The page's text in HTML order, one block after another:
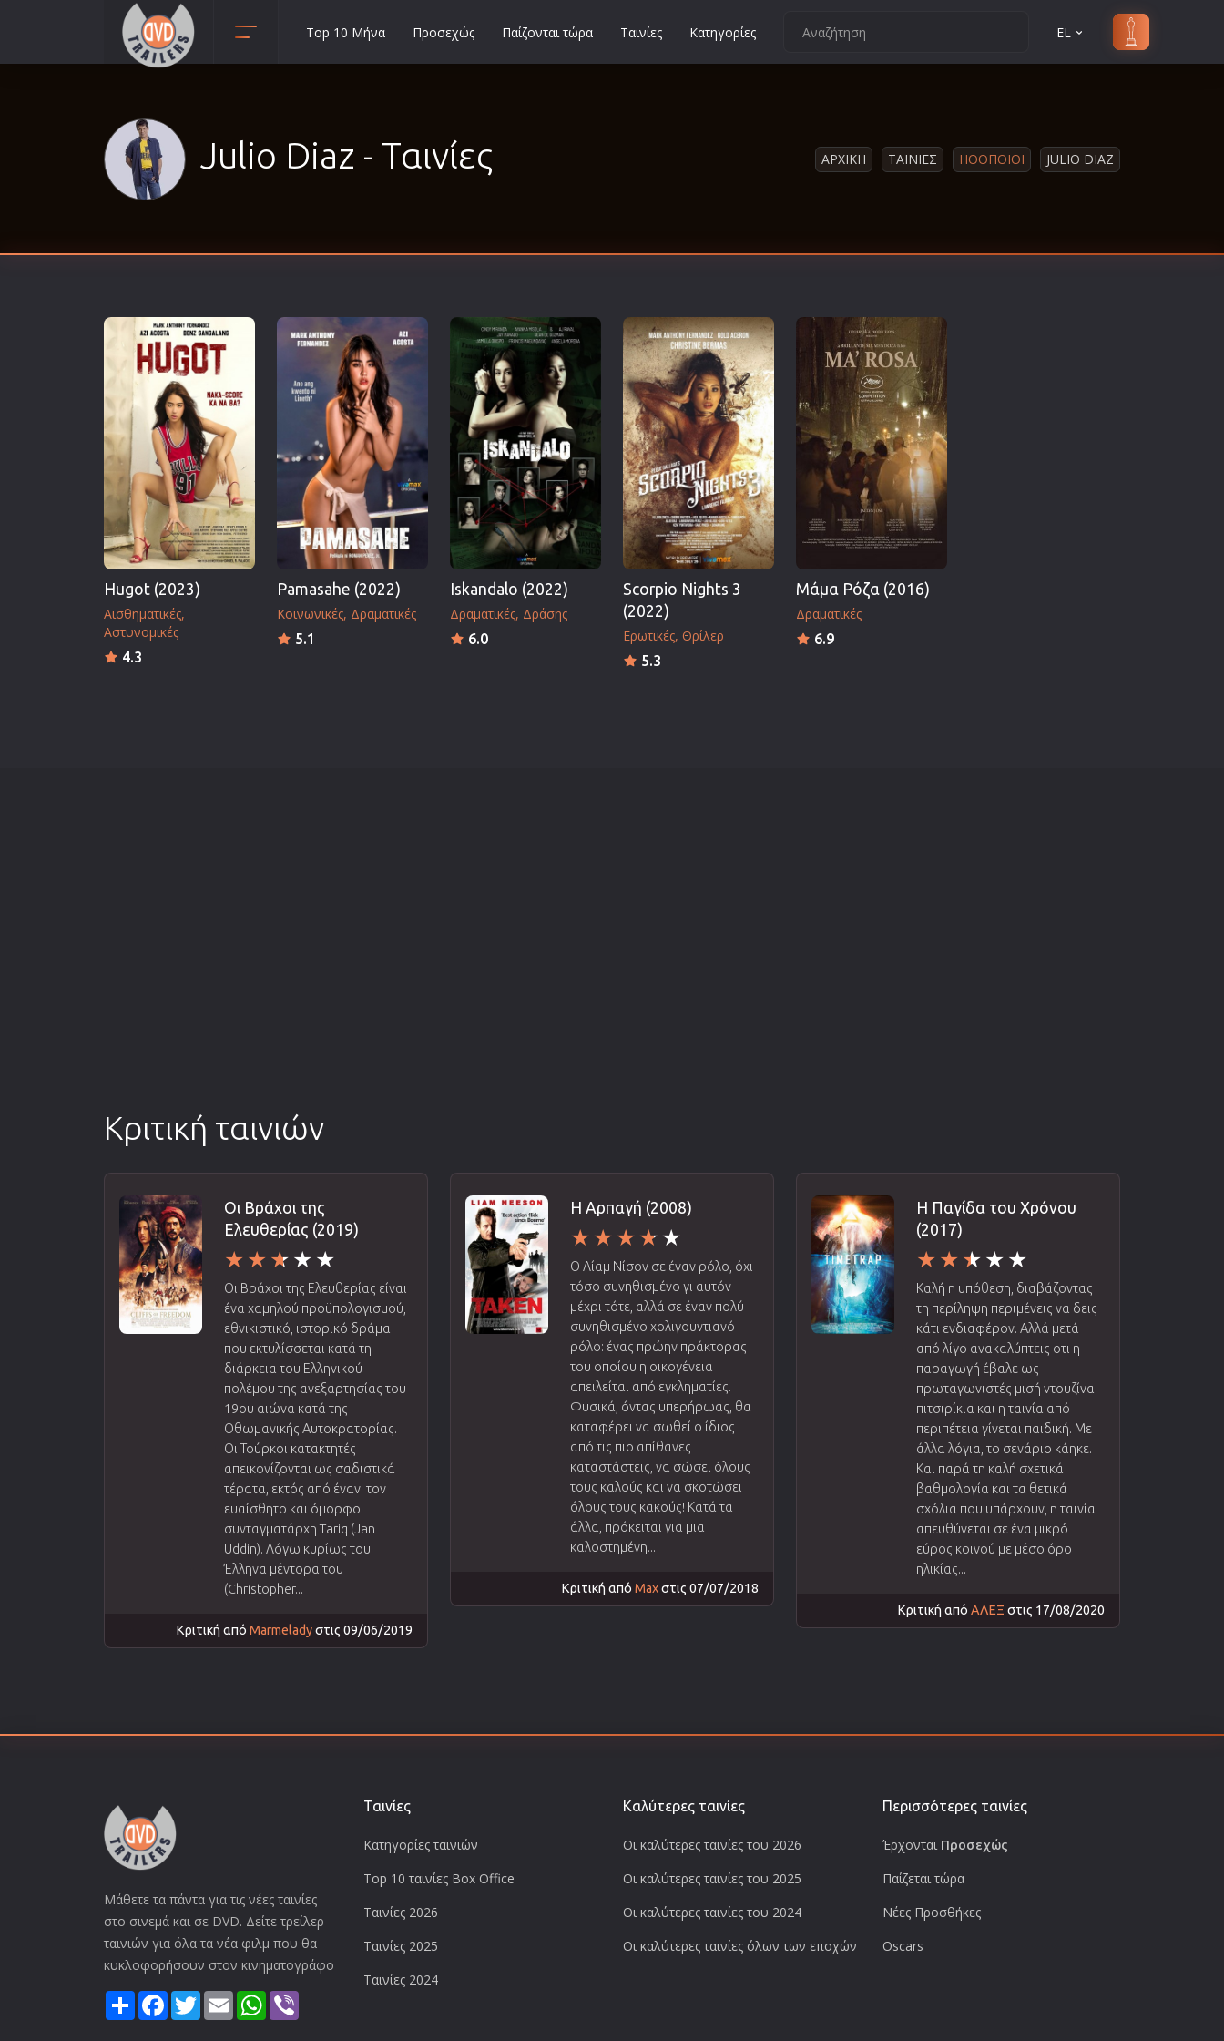
Αισθησιακές
Βιογραφίες
Δράσης
Ελληνικός Κινηματογράφος
Επιβίωσης
Επιστημονικής Φαντασίας
Εποχής
Ευρωπαικός Κινηματογράφος
Θρησκευτικές
Ιστορικές
Καταστροφής
Κλασσικές
Μιούζικαλ
Νεανικές
Παιδικές
Περιπέτειες
Πολεμικές
Πολεμικές Τέχνες
Πολιτική
Σπορ
Τηλεοπτικές Σειρές
Τρόμου
Φαντασίας
Φιλμ Νουάρ
Χριστουγεννιάτικες
Ρομαντικές Κωμωδίες
Top 10 Μήνα Προσεχώς Παίζονται τώρα Ταινίες Κατηγορίες EL
Julio Diaz - Ταινίες ΑΡΧΙΚΗ ΤΑΙΝΙΕΣ ΗΘΟΠΟΙΟΙ JULIO DIAZ
Hugot (2023)
Αισθηματικές
Αστυνομικές
4.3
Pamasahe (2022)
Κοινωνικές Δραματικές
5.1
Iskandalo (2022)
Δραματικές Δράσης
6.0
Scorpio Nights 3
(2022)
Ερωτικές Θρίλερ
5.3
Μάμα Ρόζα (2016)
Δραματικές
6.9
Κριτική ταινιών
Οι Βράχοι της
Ελευθερίας (2019)
Οι Βράχοι της Ελευθερίας είναι
ένα χαμηλού προϋπολογισμού,
εθνικιστικό, ιστορικό δράμα
που εκτυλίσσεται κατά τη
διάρκεια του Ελληνικού
πολέμου της ανεξαρτησίας του
19ου αιώνα κατά της
Οθωμανικής Αυτοκρατορίας.
Οι Τούρκοι κατακτητές
απεικονίζονται ως σαδιστικά
τέρατα, εκτός από έναν: τον
ευαίσθητο και όμορφο
συνταγματάρχη Tariq (Jan
Uddin). Λόγω κυρίως του
Έλληνα μέντορα του
(Christopher...
Κριτική από Marmeladyστις 09/06/2019
Η Αρπαγή (2008)
Ο Λίαμ Νίσον σε έναν ρόλο, όχι
τόσο συνηθισμένο γι αυτόν
μέχρι τότε, αλλά σε έναν πολύ
συνηθισμένο χολιγουντιανό
ρόλο: ένας πρώην πράκτορας
του οποίου η οικογένεια
απειλείται από εγκληματίες.
Φυσικά, όντας υπερήρωας, θα
καταφέρει να σωθεί ο ίδιος
από τις πιο απίθανες
καταστάστεις, να σώσει όλους
τους καλούς και να σκοτώσει
όλους τους κακούς! Κατά τα
άλλα, πρόκειται για μια
καλοστημένη...
Κριτική από Maxστις 07/07/2018
Η Παγίδα του Χρόνου
(2017)
Καλή η υπόθεση, διαβάζοντας
τη περίληψη περιμένεις να δεις
κάτι ενδιαφέρον. Αλλά μετά
από λίγο ανακαλύπτεις οτι η
παραγωγή έβαλε ως
πρωταγωνιστές μισή ντουζίνα
πιτσιρίκια και η ταινία από
περιπέτεια γίνεται παιδική. Με
άλλα λόγια, το σενάριο κάηκε.
Και παρά τη καλή σχετικά
βαθμολογία και τα θετικά
σχόλια που υπάρχουν, η ταινία
απευθύνεται σε ένα μικρό
εύρος κοινού με μέσο όρο
ηλικίας...
Κριτική από ΑΛΕΞ στις 17/08/2020
Μάθετε τα πάντα για τις νέες ταινίες
στο σινεμά και σε DVD. Δείτε τρείλερ
ταινιών για όλα τα νέα φιλμ που θα
κυκλοφορήσουν στον κινηματογράφο
ShareFacebook
TwitterEmail WhatsApp
Ταινίες
Κατηγορίες ταινιών
Top 10 ταινίες Box Office
Ταινίες 2026
Ταινίες 2025
Ταινίες 2024
Καλύτερες ταινίες
Οι καλύτερες ταινίες του 2026
Οι καλύτερες ταινίες του 2025
Οι καλύτερες ταινίες του 2024
Οι καλύτερες ταινίες όλων των εποχών
Περισσότερες ταινίες
Έρχονται Προσεχώς
Παίζεται τώρα
Νέες Προσθήκες
Oscars